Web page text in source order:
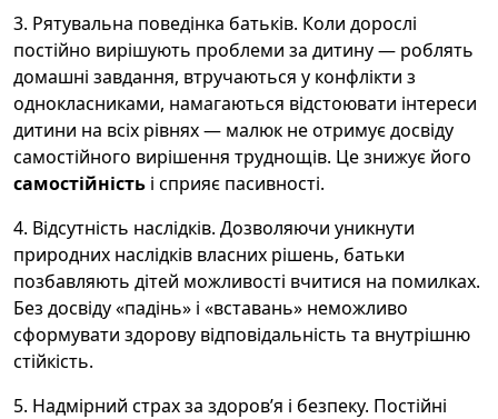
3. Рятувальна поведінка батьків. Коли дорослі
постійно вирішують проблеми за дитину — роблять
домашні завдання, втручаються у конфлікти з
однокласниками, намагаються відстоювати інтереси
дитини на всіх рівнях — малюк не отримує досвіду
самостійного вирішення труднощів. Це знижує його
самостійність і сприяє пасивності.
4. Відсутність наслідків. Дозволяючи уникнути
природних наслідків власних рішень, батьки
позбавляють дітей можливості вчитися на помилках.
Без досвіду «падінь» і «вставань» неможливо
сформувати здорову відповідальність та внутрішню
стійкість.
5. Надмірний страх за здоров’я і безпеку. Постійні